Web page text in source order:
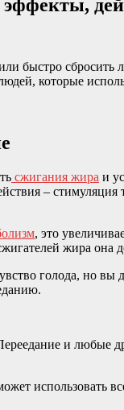
быстро сбросить
которые
сжигания жира и
–
, это
жира
голода, но вы
и любые
использовать